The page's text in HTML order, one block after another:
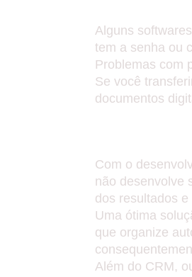
Alguns
tem a senha ou
Problemas com
Se você
documentos
Com o
não desenvolve
dos resultados
Uma ótima
que organize
Além do CRM,